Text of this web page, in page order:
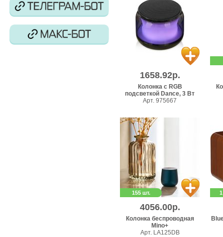
1658.92р.
Колонка с RGB
подcветкой Dance, 3 Вт
Арт. 975667
155 шт.
4056.00р.
Колонка беспроводная
Mino+
Арт. LA125DB